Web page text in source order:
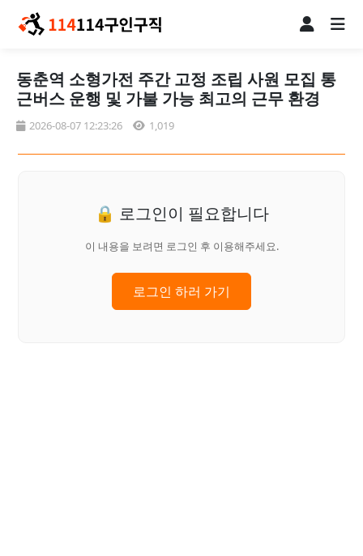
동춘역 소형가전 주간 고정 조립 사원 모집 통
근버스 운행 및 가불 가능 최고의 근무 환경
2026-08-07 12:23:26 1,019
🔒 로그인이 필요합니다
이 내용을 보려면 로그인 후 이용해주세요.
로그인 하러 가기